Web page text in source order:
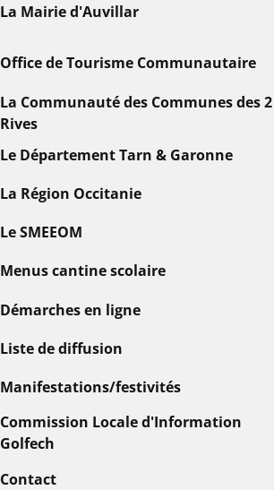
La Mairie d'Auvillar
Office de Tourisme Communautaire
La Communauté des Communes des 2
Rives
Le Département Tarn & Garonne
La Région Occitanie
Le SMEEOM
Menus cantine scolaire
Démarches en ligne
Liste de diffusion
Manifestations/festivités
Commission Locale d'Information
Golfech
Contact